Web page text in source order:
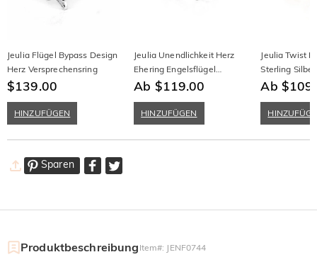
Jeulia Flügel Bypass Design
Herz Versprechensring
$139.00
HINZUFÜGEN
Jeulia Unendlichkeit Herz
Ehering Engelsflügel
Sterling Silber
Ab $119.00
HINZUFÜGEN
Jeulia Twist
Sterling
Ab
Sparen
Produktbeschreibung Item#: JENF0744